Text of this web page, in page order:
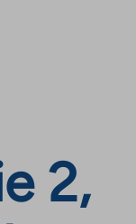
2,